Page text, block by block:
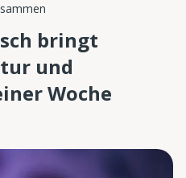
bringt
und
Woche